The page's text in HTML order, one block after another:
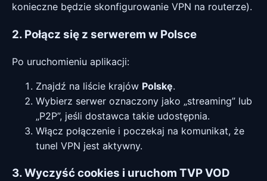
konieczne będzie skonfigurowanie VPN na routerze).
2. Połącz się z serwerem w Polsce
Po uruchomieniu aplikacji:
Znajdź na liście krajów Polskę.
Wybierz serwer oznaczony jako „streaming” lub
„P2P”, jeśli dostawca takie udostępnia.
Włącz połączenie i poczekaj na komunikat, że
tunel VPN jest aktywny.
3. Wyczyść cookies i uruchom TVP VOD